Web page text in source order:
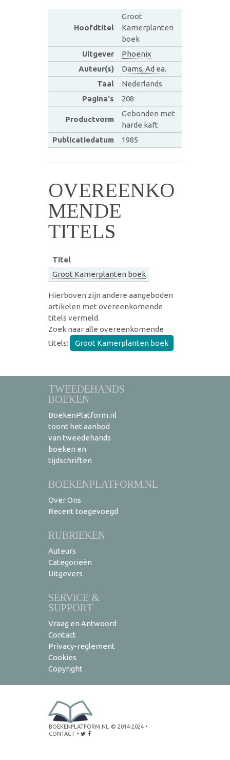
Hoofdtitel
Groot
Kamerplanten
boek
Uitgever
Phoenix
Auteur(s)
Dams, Ad ea.
Taal
Nederlands
Pagina's
208
Productvorm
Gebonden met
harde kaft
Publicatiedatum
1985
OVEREENKO
MENDE
TITELS
Titel
Groot Kamerplanten boek
Hierboven zijn andere aangeboden
artikelen met overeenkomende
titels vermeld.
Zoek naar alle overeenkomende
titels:
Groot Kamerplanten boek
TWEEDEHANDS
BOEKEN
BoekenPlatform.nl
toont het aanbod
van tweedehands
boeken en
tijdschriften
BOEKENPLATFORM.NL
Over Ons
Recent toegevoegd
RUBRIEKEN
Auteurs
Categorieën
Uitgevers
SERVICE &
SUPPORT
Vraag en Antwoord
Contact
Privacy-reglement
Cookies
Copyright
BOEKENPLATFORM.NL © 2014-2024 •
CONTACT •